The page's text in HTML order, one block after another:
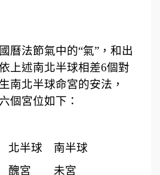
曆法節氣中的“氣”，和出
上述南北半球相差6個對
南北半球命宮的安法，
個宮位如下：
北半球
南半球
醜宮
未宮